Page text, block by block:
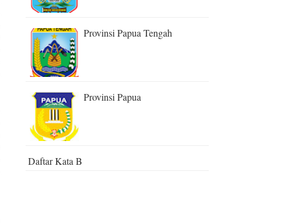
Provinsi Papua Tengah
Provinsi Papua
Daftar Kata B